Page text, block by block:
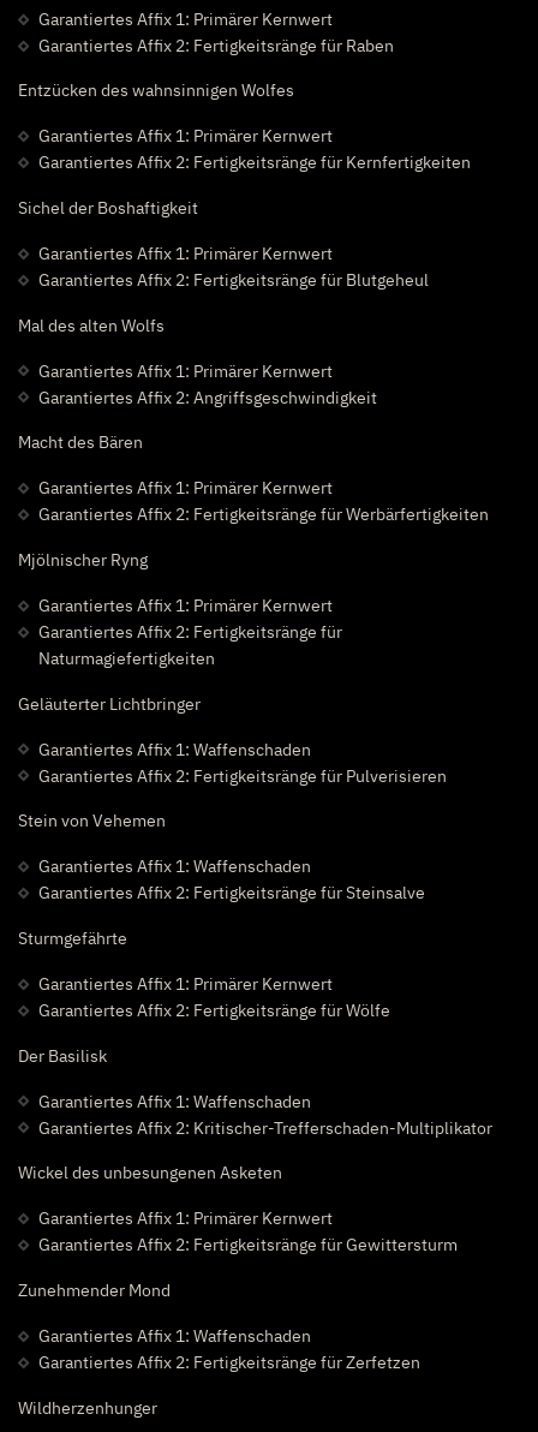
Garantiertes Affix 1: Primärer Kernwert
Garantiertes Affix 2: Fertigkeitsränge für Raben
Entzücken des wahnsinnigen Wolfes
Garantiertes Affix 1: Primärer Kernwert
Garantiertes Affix 2: Fertigkeitsränge für Kernfertigkeiten
Sichel der Boshaftigkeit
Garantiertes Affix 1: Primärer Kernwert
Garantiertes Affix 2: Fertigkeitsränge für Blutgeheul
Mal des alten Wolfs
Garantiertes Affix 1: Primärer Kernwert
Garantiertes Affix 2: Angriffsgeschwindigkeit
Macht des Bären
Garantiertes Affix 1: Primärer Kernwert
Garantiertes Affix 2: Fertigkeitsränge für Werbärfertigkeiten
Mjölnischer Ryng
Garantiertes Affix 1: Primärer Kernwert
Garantiertes Affix 2: Fertigkeitsränge für
Naturmagiefertigkeiten
Geläuterter Lichtbringer
Garantiertes Affix 1: Waffenschaden
Garantiertes Affix 2: Fertigkeitsränge für Pulverisieren
Stein von Vehemen
Garantiertes Affix 1: Waffenschaden
Garantiertes Affix 2: Fertigkeitsränge für Steinsalve
Sturmgefährte
Garantiertes Affix 1: Primärer Kernwert
Garantiertes Affix 2: Fertigkeitsränge für Wölfe
Der Basilisk
Garantiertes Affix 1: Waffenschaden
Garantiertes Affix 2: Kritischer-Trefferschaden-Multiplikator
Wickel des unbesungenen Asketen
Garantiertes Affix 1: Primärer Kernwert
Garantiertes Affix 2: Fertigkeitsränge für Gewittersturm
Zunehmender Mond
Garantiertes Affix 1: Waffenschaden
Garantiertes Affix 2: Fertigkeitsränge für Zerfetzen
Wildherzenhunger